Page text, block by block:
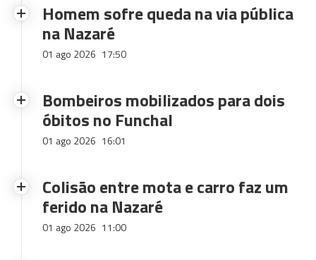
Homem sofre queda na via pública
na Nazaré
01 ago 2026 17:50
Bombeiros mobilizados para dois
óbitos no Funchal
01 ago 2026 16:01
Colisão entre mota e carro faz um
ferido na Nazaré
01 ago 2026 11:00